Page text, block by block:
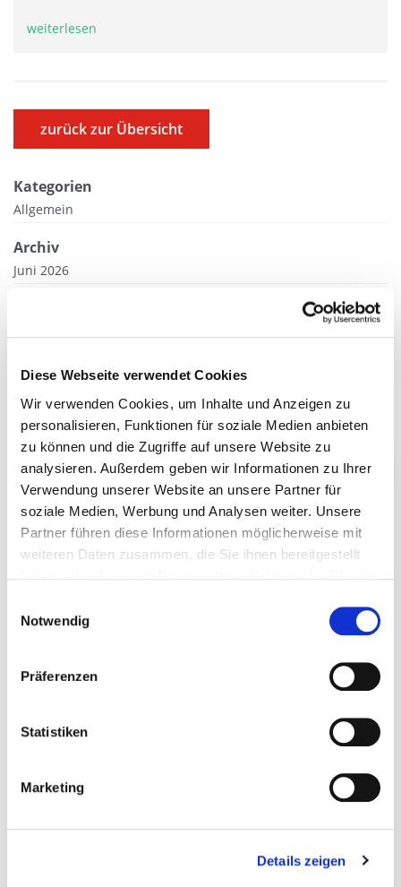
Diese Webseite verwendet Cookies
Wir verwenden Cookies, um Inhalte und Anzeigen zu
personalisieren, Funktionen für soziale Medien anbieten
zu können und die Zugriffe auf unsere Website zu
analysieren. Außerdem geben wir Informationen zu Ihrer
Verwendung unserer Website an unsere Partner für
soziale Medien, Werbung und Analysen weiter. Unsere
Partner führen diese Informationen möglicherweise mit
weiteren Daten zusammen, die Sie ihnen bereitgestellt
Notwendig
Präferenzen
Statistiken
Marketing
Details zeigen
Kategorien
Allgemein
Archiv
Juni 2026
Januar 2026
November 2025
September 2025
August 2025
Juli 2025
Juni 2025
April 2025
März 2025
November 2024
April 2024
Februar 2024
Dezember 2023
weiterlesen
zurück zur Übersicht